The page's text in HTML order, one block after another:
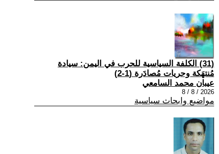
(31) الكلفة السياسية للحرب في اليمن: سيادة
مُنتهَكة وحريات مُصادَرة (1-2)
عيبان محمد السامعي
2026 / 8 / 8
مواضيع وابحاث سياسية